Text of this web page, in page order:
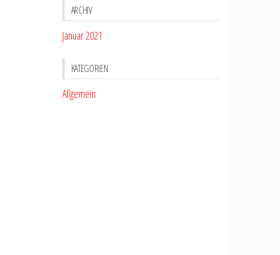
ARCHIV
Januar 2021
KATEGORIEN
Allgemein